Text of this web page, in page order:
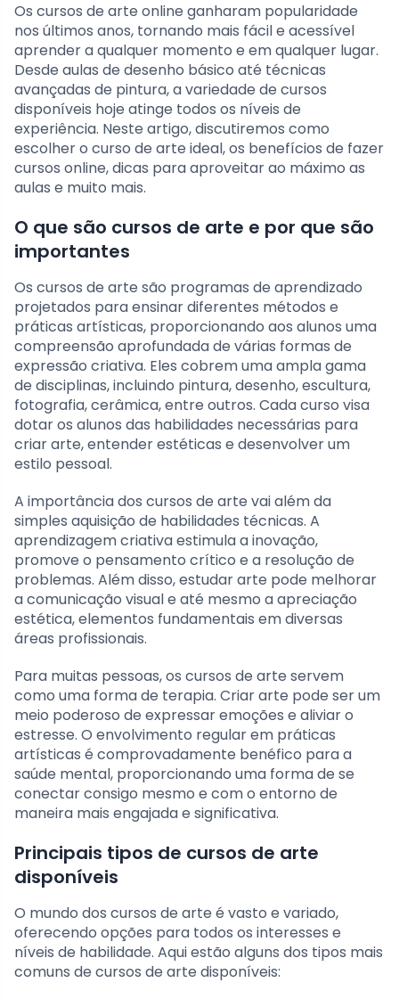
Os cursos de arte online ganharam popularidade
nos últimos anos, tornando mais fácil e acessível
aprender a qualquer momento e em qualquer lugar.
Desde aulas de desenho básico até técnicas
avançadas de pintura, a variedade de cursos
disponíveis hoje atinge todos os níveis de
experiência. Neste artigo, discutiremos como
escolher o curso de arte ideal, os benefícios de fazer
cursos online, dicas para aproveitar ao máximo as
aulas e muito mais.
O que são cursos de arte e por que são
importantes
Os cursos de arte são programas de aprendizado
projetados para ensinar diferentes métodos e
práticas artísticas, proporcionando aos alunos uma
compreensão aprofundada de várias formas de
expressão criativa. Eles cobrem uma ampla gama
de disciplinas, incluindo pintura, desenho, escultura,
fotografia, cerâmica, entre outros. Cada curso visa
dotar os alunos das habilidades necessárias para
criar arte, entender estéticas e desenvolver um
estilo pessoal.
A importância dos cursos de arte vai além da
simples aquisição de habilidades técnicas. A
aprendizagem criativa estimula a inovação,
promove o pensamento crítico e a resolução de
problemas. Além disso, estudar arte pode melhorar
a comunicação visual e até mesmo a apreciação
estética, elementos fundamentais em diversas
áreas profissionais.
Para muitas pessoas, os cursos de arte servem
como uma forma de terapia. Criar arte pode ser um
meio poderoso de expressar emoções e aliviar o
estresse. O envolvimento regular em práticas
artísticas é comprovadamente benéfico para a
saúde mental, proporcionando uma forma de se
conectar consigo mesmo e com o entorno de
maneira mais engajada e significativa.
Principais tipos de cursos de arte
disponíveis
O mundo dos cursos de arte é vasto e variado,
oferecendo opções para todos os interesses e
níveis de habilidade. Aqui estão alguns dos tipos mais
comuns de cursos de arte disponíveis: